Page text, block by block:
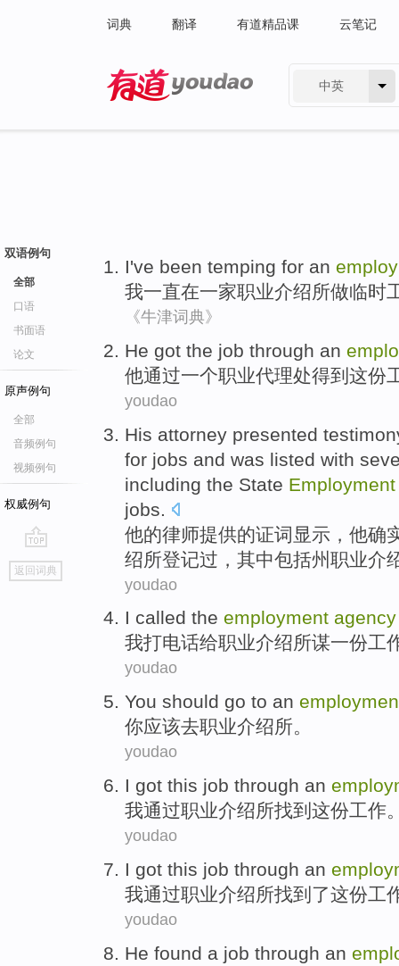
词典 翻译 有道精品课 云笔记
中英
双语例句
全部
口语
书面语
论文
原声例句
全部
音频例句
视频例句
权威例句
go
top
返回词典
I've been temping for an
我一直在一家职业介绍所做临时
《牛津词典》
He got the job through an
他通过一个职业代理处得到 这份
youdao
His attorney presented
for jobs and was listed with
including the State Employment
jobs
他的律师提供的证词 显示， 他确
绍所登记过， 其中包括州职业介
youdao
I called the employment agency
我打电话给职业介绍所谋一份工
youdao
You should go to an
你应该去职业介绍所。
youdao
I got this job through an
我通过职业介绍所找到 这份工作
youdao
I got this job through an
我通过职业介绍所找到了这份工
youdao
He found a job through an